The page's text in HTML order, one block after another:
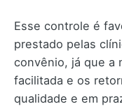
Esse controle é
prestado pelas
convênio, já que a
facilitada e os
qualidade e em